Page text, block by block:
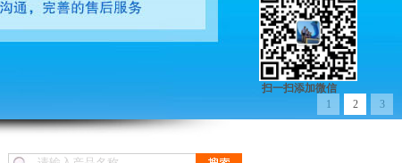
1 2 3
扫一扫添加微信